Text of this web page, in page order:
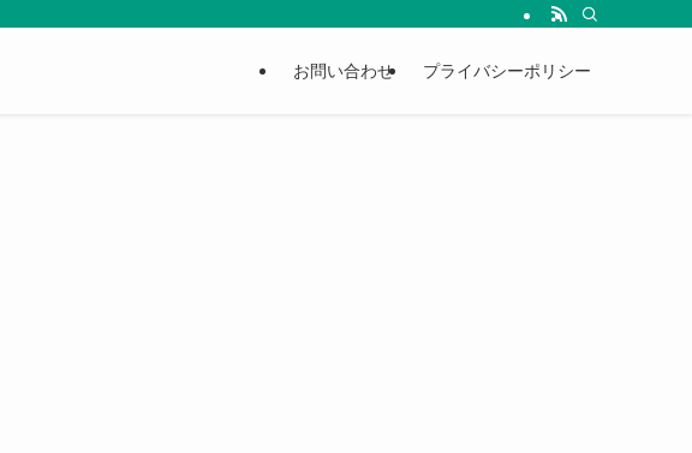
お問い合わせ プライバシーポリシー